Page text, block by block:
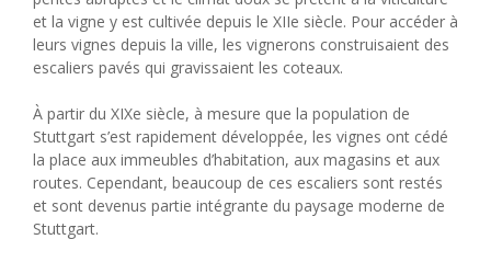
et la vigne y est cultivée depuis le XIIe siècle. Pour accéder à
leurs vignes depuis la ville, les vignerons construisaient des
escaliers pavés qui gravissaient les coteaux.
À partir du XIXe siècle, à mesure que la population de
Stuttgart s’est rapidement développée, les vignes ont cédé
la place aux immeubles d’habitation, aux magasins et aux
routes. Cependant, beaucoup de ces escaliers sont restés
et sont devenus partie intégrante du paysage moderne de
Stuttgart.